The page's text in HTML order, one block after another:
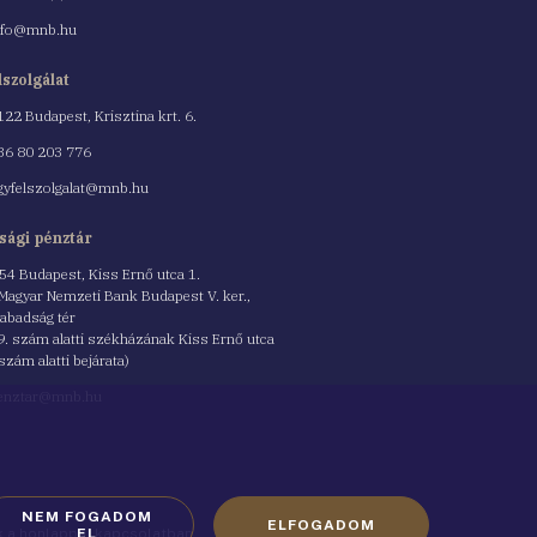
Budapest, Krisztina krt. 6.
80 203 776
pénztár
Budapest, Kiss Ernő utca 1.
Nemzeti Bank Budapest V. ker.,
tér
szám alatti székházának Kiss Ernő utca
alatti bejárata)
a honlappal kapcsolatban
NEM FOGADOM
EL
ELFOGADOM